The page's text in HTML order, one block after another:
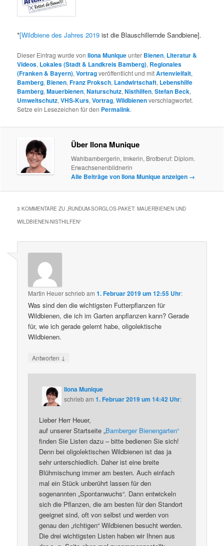
*[Wildbiene des Jahres 2019 ist die Blauschillernde Sandbiene].
Dieser Eintrag wurde vonIlona Muniqueunter Bienen, Literatur &
Videos, Lokales (Stadt & Landkreis Bamberg), Regionales
(Franken & Bayern),Vortragveröffentlicht und mitArtenvielfalt,
Bamberg, Bienen,Franz Proksch, Landwirtschaft, Lebenshilfe
Bamberg,Mauerbienen,Naturschutz,Nisthilfen,Stefan Beck,
Umweltschutz,VHS-Kurs,Vortrag,Wildbienenverschlagwortet.
Setze ein Lesezeichen für den Permalink.
Über Ilona Munique
Wahlbambergerin, Imkerin, Brotberuf: Diplom.
Erwachsenenbildnerin
Alle Beiträge von Ilona Munique anzeigen →
3 KOMMENTARE ZU „RUNDUM-SORGLOS-PAKET: MAUERBIENEN UND
WILDBIENEN-NISTHILFEN“
Martin Heuerschriebam1. Februar 2019 um 12:55 Uhr:
Was sind den die wichtigsten Futterpflanzen für
Wildbienen, die ich im Garten anpflanzen kann? Gerade
für, wie ich gerade gelernt habe, oligolektische
Wildbienen.
Antworten ↓
Ilona Munique
schriebam1. Februar 2019 um 14:42 Uhr:
Lieber Herr Heuer,
auf unserer Startseite „Bamberger Bienengarten“
finden Sie Listen dazu – bitte bedienen Sie sich!
Denn bei oligolektischen Wildbienen ist das ja
sehr unterschiedlich. Daher ist eine breite
Blühmischung immer am besten. Auch einfach
mal ein Stück unberührt lassen für den
sogenannten „Spontanwuchs“. Dann entwickeln
sich die Pflanzen, die am besten für den Standort
geeignet sind, oft von selbst und werden von
genau den „richtigen“ Wildbienen besucht werden.
Die drei wichtigsten Listen haben wir Ihnen aus